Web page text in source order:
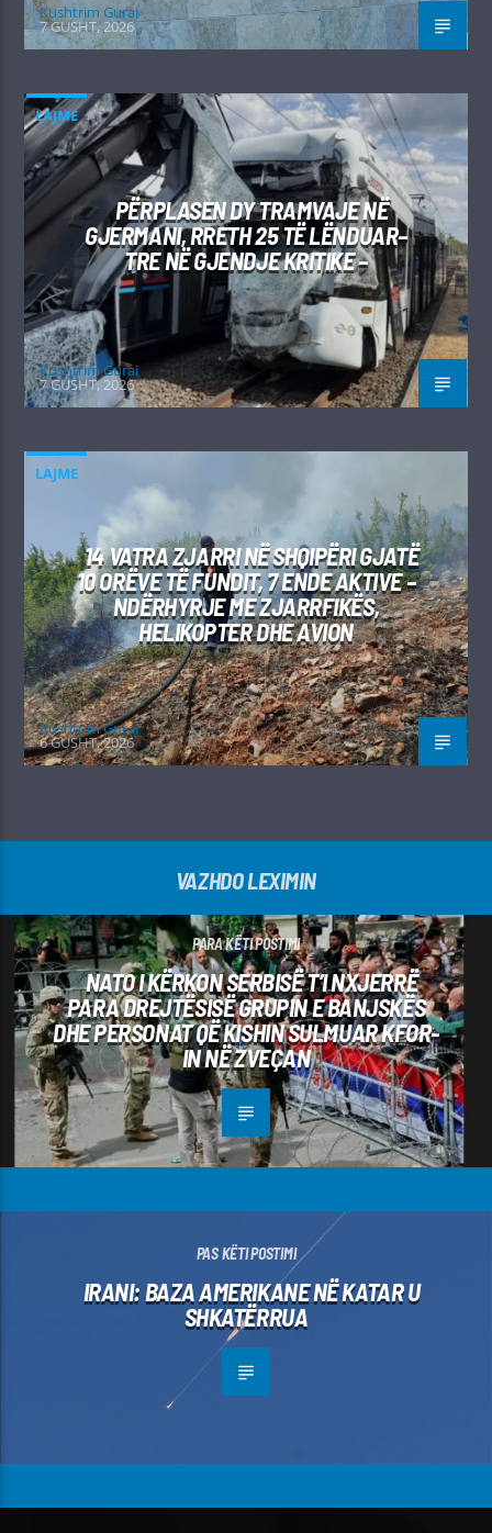
Kushtrim Guraj
7 GUSHT, 2026
LAJME
PËRPLASEN DY TRAMVAJE NË
GJERMANI, RRETH 25 TË LËNDUAR–
TRE NË GJENDJE KRITIKE –
Kushtrim Guraj
7 GUSHT, 2026
LAJME
14 VATRA ZJARRI NË SHQIPËRI GJATË
10 ORËVE TË FUNDIT, 7 ENDE AKTIVE –
NDËRHYRJE ME ZJARRFIKËS,
HELIKOPTER DHE AVION
Kushtrim Guraj
6 GUSHT, 2026
VAZHDO LEXIMIN
PARA KËTI POSTIMI
NATO I KËRKON SERBISË T’I NXJERRË
PARA DREJTËSISË GRUPIN E BANJSKËS
DHE PERSONAT QË KISHIN SULMUAR KFOR-
IN NË ZVEÇAN
PAS KËTI POSTIMI
IRANI: BAZA AMERIKANE NË KATAR U
SHKATËRRUA